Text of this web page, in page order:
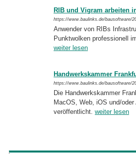
RIB und Vigram arbeiten
https://www.baulinks.de/bausoftware/
Anwender von RIBs
Punktwolken professionell
weiter lesen
Handwerkskammer
https://www.baulinks.de/bausoftware/
Die Handwerkskammer
MacOS, Web, iOS und/
veröffentlicht. weiter lesen